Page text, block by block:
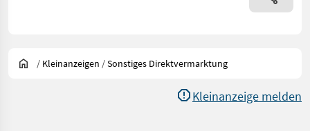
/ Kleinanzeigen /Sonstiges Direktvermarktung
Kleinanzeige melden